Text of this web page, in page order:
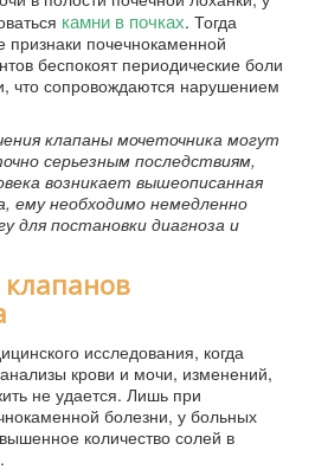
камни в почках. Тогда
признаки почечнокаменной
беспокоят периодические боли
что сопровождаются нарушением
клапаны мочеточника могут
серьезным последствиям,
возникает вышеописанная
ему необходимо немедленно
для постановки диагноза и
исследования, когда
крови и мочи, изменений,
не удается. Лишь при
болезни, у больных
количество солей в